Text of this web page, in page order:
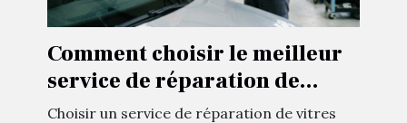
Comment choisir le meilleur
service de réparation de
vitres d'auto ?
Choisir un service de réparation de vitres